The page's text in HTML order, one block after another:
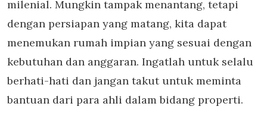
milenial. Mungkin tampak menantang, tetapi
dengan persiapan yang matang, kita dapat
menemukan rumah impian yang sesuai dengan
kebutuhan dan anggaran. Ingatlah untuk selalu
berhati-hati dan jangan takut untuk meminta
bantuan dari para ahli dalam bidang properti.